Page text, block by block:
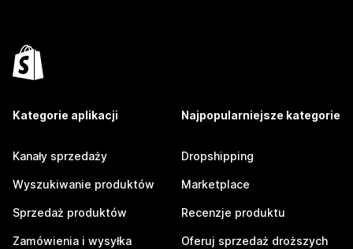
Kategorie aplikacji
Kanały sprzedaży
Wyszukiwanie produktów
Sprzedaż produktów
Zamówienia i wysyłka
Najpopularniejsze kategorie
Dropshipping
Marketplace
Recenzje produktu
Oferuj sprzedaż droższych